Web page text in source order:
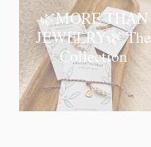
🌿MORE THAN
JEWELRY🌿 The
Collection